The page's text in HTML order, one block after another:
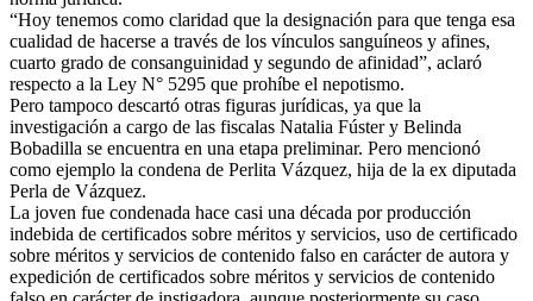
“Hoy tenemos como claridad que la designación para que tenga esa
cualidad de hacerse a través de los vínculos sanguíneos y afines,
cuarto grado de consanguinidad y segundo de afinidad”, aclaró
respecto a la Ley N° 5295 que prohíbe el nepotismo.
Pero tampoco descartó otras figuras jurídicas, ya que la
investigación a cargo de las fiscalas Natalia Fúster y Belinda
Bobadilla se encuentra en una etapa preliminar. Pero mencionó
como ejemplo la condena de Perlita Vázquez, hija de la ex diputada
Perla de Vázquez.
La joven fue condenada hace casi una década por producción
indebida de certificados sobre méritos y servicios, uso de certificado
sobre méritos y servicios de contenido falso en carácter de autora y
expedición de certificados sobre méritos y servicios de contenido